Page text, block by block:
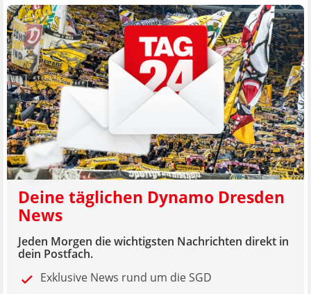
Deine täglichen Dynamo Dresden
News
Jeden Morgen die wichtigsten Nachrichten direkt in
dein Postfach.
Exklusive News rund um die SGD